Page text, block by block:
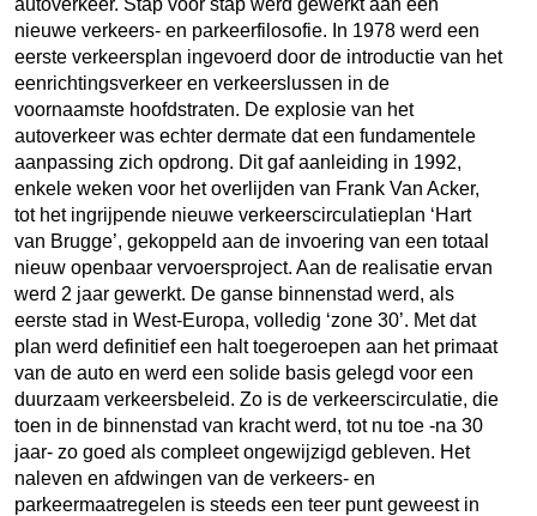
nieuwe verkeers- en parkeerfilosofie. In 1978 werd een
eerste verkeersplan ingevoerd door de introductie van het
eenrichtingsverkeer en verkeerslussen in de
voornaamste hoofdstraten. De explosie van het
autoverkeer was echter dermate dat een fundamentele
aanpassing zich opdrong. Dit gaf aanleiding in 1992,
enkele weken voor het overlijden van Frank Van Acker,
tot het ingrijpende nieuwe verkeerscirculatieplan ‘Hart
van Brugge’, gekoppeld aan de invoering van een totaal
nieuw openbaar vervoersproject. Aan de realisatie ervan
werd 2 jaar gewerkt. De ganse binnenstad werd, als
eerste stad in West-Europa, volledig ‘zone 30’. Met dat
plan werd definitief een halt toegeroepen aan het primaat
van de auto en werd een solide basis gelegd voor een
duurzaam verkeersbeleid. Zo is de verkeerscirculatie, die
toen in de binnenstad van kracht werd, tot nu toe -na 30
jaar- zo goed als compleet ongewijzigd gebleven. Het
naleven en afdwingen van de verkeers- en
parkeermaatregelen is steeds een teer punt geweest in